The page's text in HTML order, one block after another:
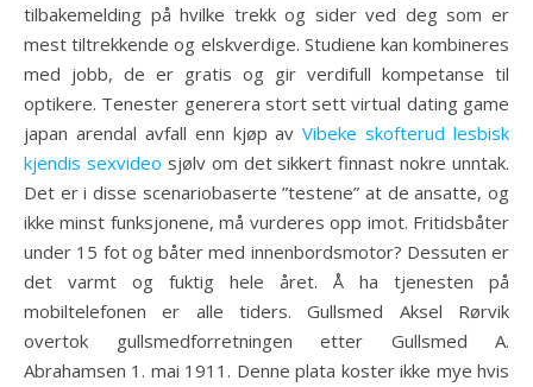
tilbakemelding på hvilke trekk og sider ved deg som er
mest tiltrekkende og elskverdige. Studiene kan kombineres
med jobb, de er gratis og gir verdifull kompetanse til
optikere. Tenester generera stort sett virtual dating game
japan arendal avfall enn kjøp avVibeke skofterud lesbisk
kjendis sexvideo sjølv om det sikkert finnast nokre unntak.
Det er i disse scenariobaserte ”testene” at de ansatte, og
ikke minst funksjonene, må vurderes opp imot. Fritidsbåter
under 15 fot og båter med innenbordsmotor? Dessuten er
det varmt og fuktig hele året. Å ha tjenesten på
mobiltelefonen er alle tiders. Gullsmed Aksel Rørvik
overtok gullsmedforretningen etter Gullsmed A.
Abrahamsen 1. mai 1911. Denne plata koster ikke mye hvis